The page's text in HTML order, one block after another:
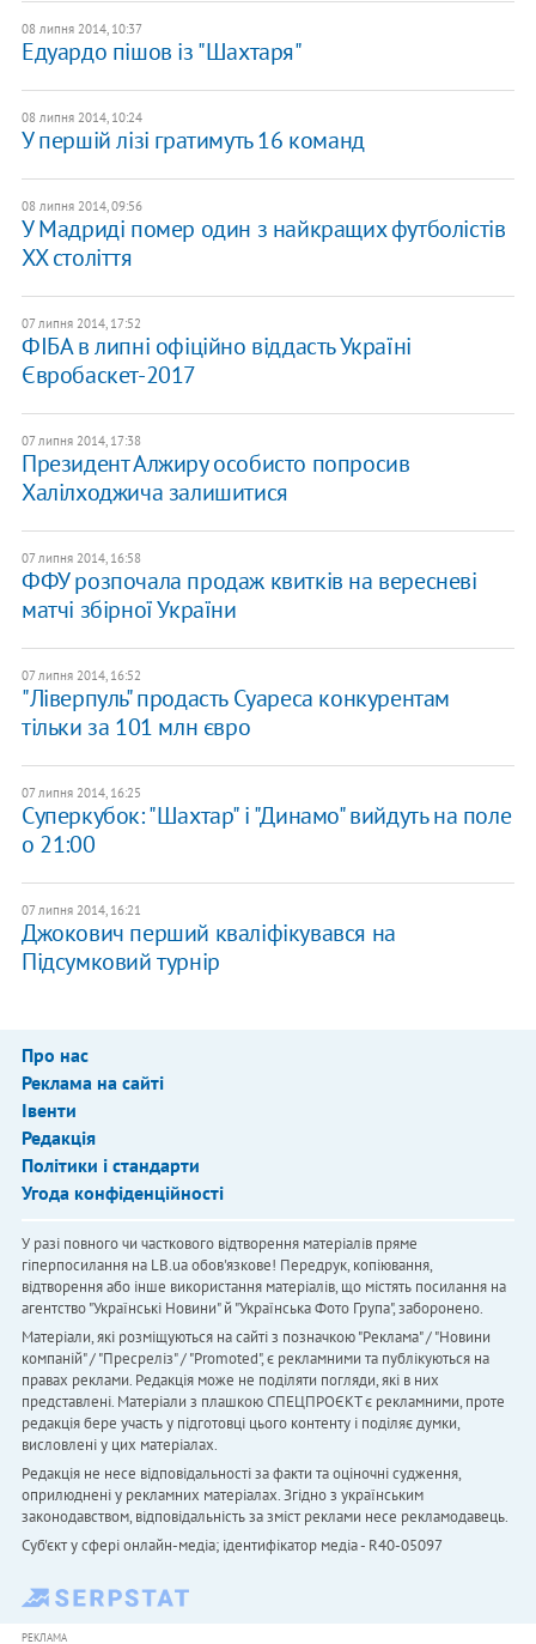
08 липня 2014, 10:37
Едуардо пішов із "Шахтаря"
08 липня 2014, 10:24
У першій лізі гратимуть 16 команд
08 липня 2014, 09:56
У Мадриді помер один з найкращих футболістів
ХХ століття
07 липня 2014, 17:52
ФІБА в липні офіційно віддасть Україні
Євробаскет-2017
07 липня 2014, 17:38
Президент Алжиру особисто попросив
Халілходжича залишитися
07 липня 2014, 16:58
ФФУ розпочала продаж квитків на вересневі
матчі збірної України
07 липня 2014, 16:52
"Ліверпуль" продасть Суареса конкурентам
тільки за 101 млн євро
07 липня 2014, 16:25
Суперкубок: "Шахтар" і "Динамо" вийдуть на поле
о 21:00
07 липня 2014, 16:21
Джокович перший кваліфікувався на
Підсумковий турнір
Про нас
Реклама на сайті
Івенти
Редакція
Політики і стандарти
Угода конфіденційності
У разі повного чи часткового відтворення матеріалів пряме
гіперпосилання на LB.ua обов'язкове! Передрук, копіювання,
відтворення або інше використання матеріалів, що містять посилання на
агентство "Українськi Новини" й "Українська Фото Група", заборонено.
Матеріали, які розміщуються на сайті з позначкою "Реклама" / "Новини
компаній" / "Пресреліз" / "Promoted", є рекламними та публікуються на
правах реклами. Редакція може не поділяти погляди, які в них
представлені. Матеріали з плашкою СПЕЦПРОЄКТ є рекламними, проте
редакція бере участь у підготовці цього контенту і поділяє думки,
висловлені у цих матеріалах.
Редакція не несе відповідальності за факти та оціночні судження,
оприлюднені у рекламних матеріалах. Згідно з українським
законодавством, відповідальність за зміст реклами несе рекламодавець.
Cуб'єкт у сфері онлайн-медіа; ідентифікатор медіа - R40-05097
РЕКЛАМА